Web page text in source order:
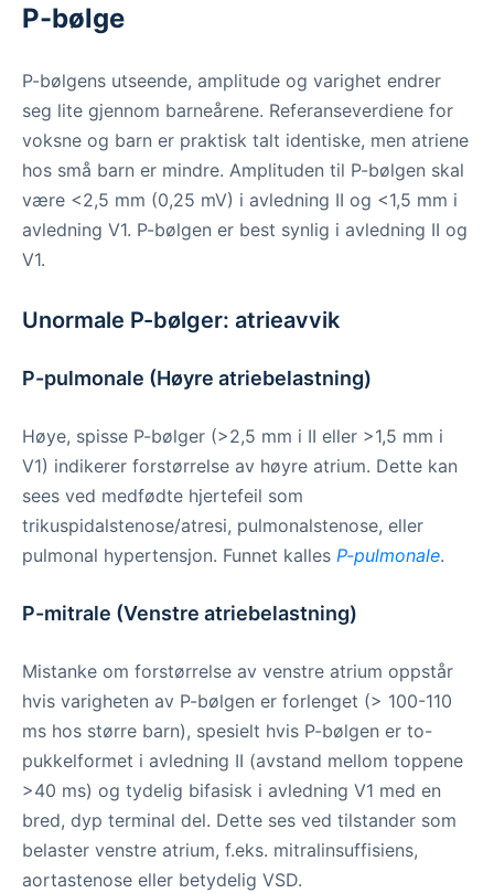
P-bølge
P-bølgens utseende, amplitude og varighet endrer
seg lite gjennom barneårene. Referanseverdiene for
voksne og barn er praktisk talt identiske, men atriene
hos små barn er mindre. Amplituden til P-bølgen skal
være <2,5 mm (0,25 mV) i avledning II og <1,5 mm i
avledning V1. P-bølgen er best synlig i avledning II og
V1.
Unormale P-bølger: atrieavvik
P-pulmonale (Høyre atriebelastning)
Høye, spisse P-bølger (>2,5 mm i II eller >1,5 mm i
V1) indikerer forstørrelse av høyre atrium. Dette kan
sees ved medfødte hjertefeil som
trikuspidalstenose/atresi, pulmonalstenose, eller
pulmonal hypertensjon. Funnet kalles P-pulmonale.
P-mitrale (Venstre atriebelastning)
Mistanke om forstørrelse av venstre atrium oppstår
hvis varigheten av P-bølgen er forlenget (> 100-110
ms hos større barn), spesielt hvis P-bølgen er to-
pukkelformet i avledning II (avstand mellom toppene
>40 ms) og tydelig bifasisk i avledning V1 med en
bred, dyp terminal del. Dette ses ved tilstander som
belaster venstre atrium, f.eks. mitralinsuffisiens,
aortastenose eller betydelig VSD.